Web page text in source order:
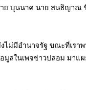
ย บุนนาค นาย สนธิญาณ
งไม่มีอำนาจรัฐ ขณะที่เร
มูลในเพจข่าวปลอม มาแ